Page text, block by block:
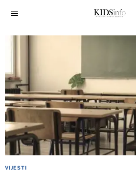
VIJESTI